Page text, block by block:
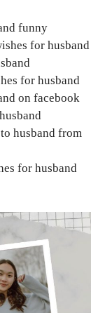
funny
for husband
for husband
on facebook
husband from
for husband